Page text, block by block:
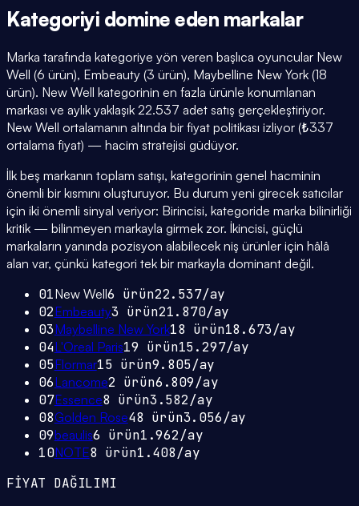
Kategoriyi domine eden markalar
Marka tarafında kategoriye yön veren başlıca oyuncular New
Well (6 ürün), Embeauty (3 ürün), Maybelline New York (18
ürün). New Well kategorinin en fazla ürünle konumlanan
markası ve aylık yaklaşık 22.537 adet satış gerçekleştiriyor.
New Well ortalamanın altında bir fiyat politikası izliyor (₺337
ortalama fiyat) — hacim stratejisi güdüyor.
İlk beş markanın toplam satışı, kategorinin genel hacminin
önemli bir kısmını oluşturuyor. Bu durum yeni girecek satıcılar
için iki önemli sinyal veriyor: Birincisi, kategoride marka bilinirliği
kritik — bilinmeyen markayla girmek zor. İkincisi, güçlü
markaların yanında pozisyon alabilecek niş ürünler için hâlâ
alan var, çünkü kategori tek bir markayla dominant değil.
01New Well6 ürün22.537/ay
02Embeauty3 ürün21.870/ay
03Maybelline New York18 ürün18.673/ay
04L'Oreal Paris19 ürün15.297/ay
05Flormar15 ürün9.805/ay
06Lancome2 ürün6.809/ay
07Essence8 ürün3.582/ay
08Golden Rose48 ürün3.056/ay
09beaulis6 ürün1.962/ay
10NOTE8 ürün1.408/ay
FİYAT DAĞILIMI